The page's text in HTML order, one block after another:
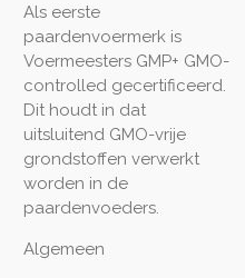
Als eerste
paardenvoermerk is
Voermeesters GMP+ GMO-
controlled gecertificeerd.
Dit houdt in dat
uitsluitend GMO-vrije
grondstoffen verwerkt
worden in de
paardenvoeders.
Algemeen